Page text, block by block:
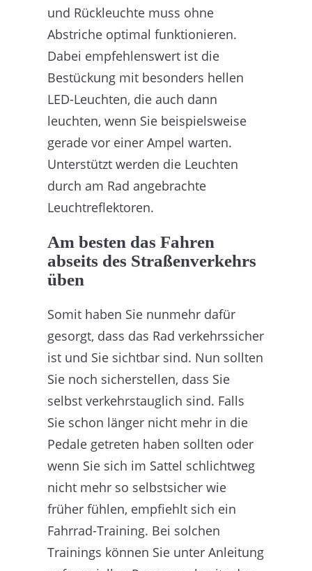
und Rückleuchte muss ohne
Abstriche optimal funktionieren.
Dabei empfehlenswert ist die
Bestückung mit besonders hellen
LED-Leuchten, die auch dann
leuchten, wenn Sie beispielsweise
gerade vor einer Ampel warten.
Unterstützt werden die Leuchten
durch am Rad angebrachte
Leuchtreflektoren.
Am besten das Fahren
abseits des Straßenverkehrs
üben
Somit haben Sie nunmehr dafür
gesorgt, dass das Rad verkehrssicher
ist und Sie sichtbar sind. Nun sollten
Sie noch sicherstellen, dass Sie
selbst verkehrstauglich sind. Falls
Sie schon länger nicht mehr in die
Pedale getreten haben sollten oder
wenn Sie sich im Sattel schlichtweg
nicht mehr so selbstsicher wie
früher fühlen, empfiehlt sich ein
Fahrrad-Training. Bei solchen
Trainings können Sie unter Anleitung